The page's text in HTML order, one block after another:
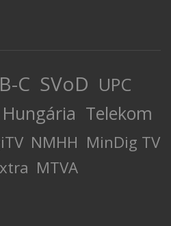
C SVoD UPC
Telekom
NMHH MinDig TV
MTVA